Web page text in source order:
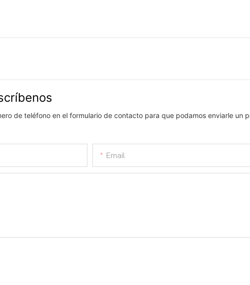
de teléfono en el formulario de contacto para que podamos enviarle un
Email